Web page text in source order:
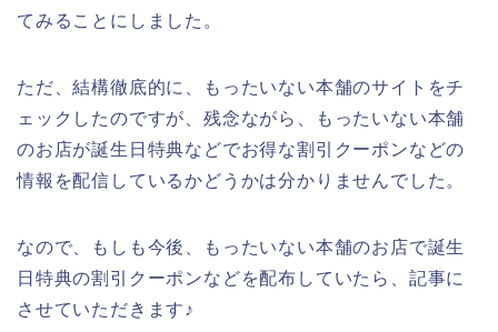
てみることにしました。
ただ、結構徹底的に、もったいない本舗のサイトをチ
ェックしたのですが、残念ながら、もったいない本舗
のお店が誕生日特典などでお得な割引クーポンなどの
情報を配信しているかどうかは分かりませんでした。
なので、もしも今後、もったいない本舗のお店で誕生
日特典の割引クーポンなどを配布していたら、記事に
させていただきます♪